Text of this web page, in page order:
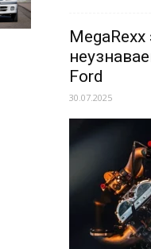
Ford
30.07.2025